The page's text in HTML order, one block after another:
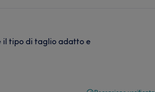
il tipo di taglio adatto e